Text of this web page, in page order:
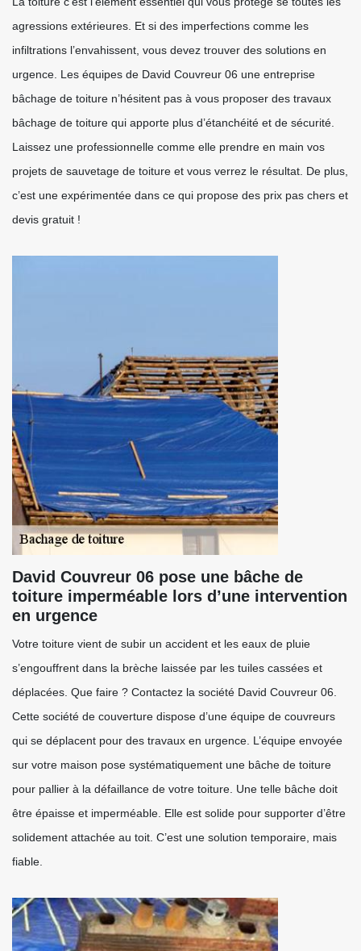
agressions extérieures. Et si des imperfections comme les
infiltrations l’envahissent, vous devez trouver des solutions en
urgence. Les équipes de David Couvreur 06 une entreprise
bâchage de toiture n’hésitent pas à vous proposer des travaux
bâchage de toiture qui apporte plus d’étanchéité et de sécurité.
Laissez une professionnelle comme elle prendre en main vos
projets de sauvetage de toiture et vous verrez le résultat. De plus,
c’est une expérimentée dans ce qui propose des prix pas chers et
devis gratuit !
David Couvreur 06 pose une bâche de
toiture imperméable lors d’une intervention
en urgence
Votre toiture vient de subir un accident et les eaux de pluie
s’engouffrent dans la brèche laissée par les tuiles cassées et
déplacées. Que faire ? Contactez la société David Couvreur 06.
Cette société de couverture dispose d’une équipe de couvreurs
qui se déplacent pour des travaux en urgence. L’équipe envoyée
sur votre maison pose systématiquement une bâche de toiture
pour pallier à la défaillance de votre toiture. Une telle bâche doit
être épaisse et imperméable. Elle est solide pour supporter d’être
solidement attachée au toit. C’est une solution temporaire, mais
fiable.